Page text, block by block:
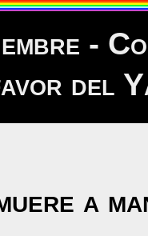
-
del
a